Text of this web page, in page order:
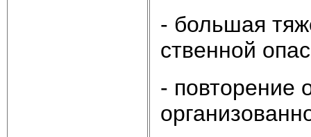
- боль­шая
ст­вен­ной
- по­вто­ре­ние